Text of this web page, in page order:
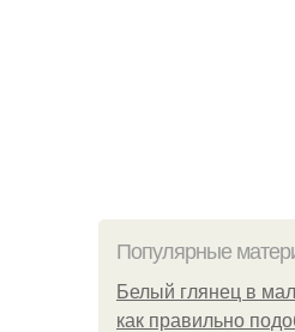
Популярные
Белый глянец в
как правильно